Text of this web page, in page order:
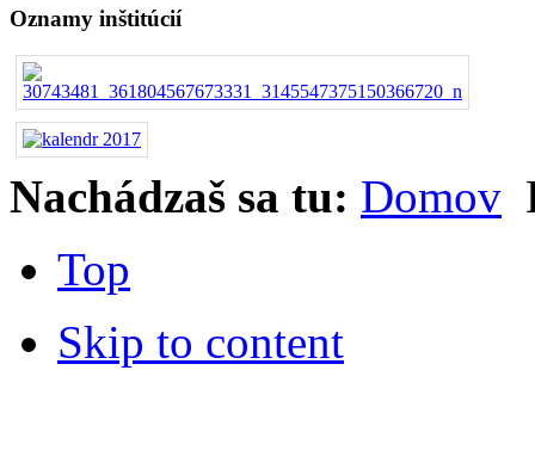
Oznamy inštitúcií
Nachádzaš sa tu: Domov
Top
Skip to content